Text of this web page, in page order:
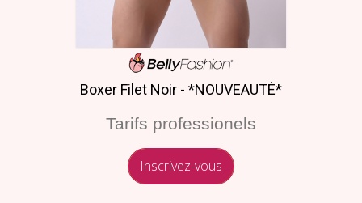
Boxer Filet Noir - *NOUVEAUTÉ*
Tarifs professionels
Inscrivez-vous